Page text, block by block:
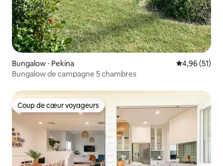
Bungalow ⋅ Pekina Évaluation
4,96 (51)
Bungalow de campagne 5 chambres
Coup de cœur voyageurs
Coup de cœur voyageurs